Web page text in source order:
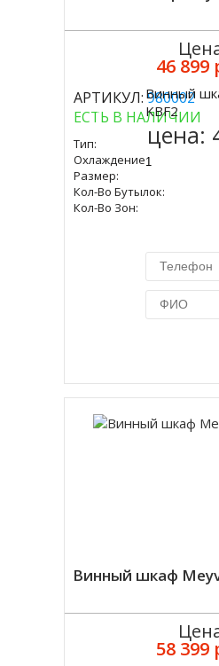
АРТИКУЛ:980002
ЕСТЬ В НАЛИЧИИ
Тип:
Охлаждение:
Размер:
Кол-Во Бутылок:
Кол-Во Зон:
46 899
Купить
Винный
KBF2
цена:
Винный шкаф
58 399